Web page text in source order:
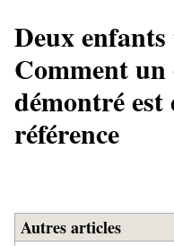
Deux
Comment
démontré est
référence
Autres articles